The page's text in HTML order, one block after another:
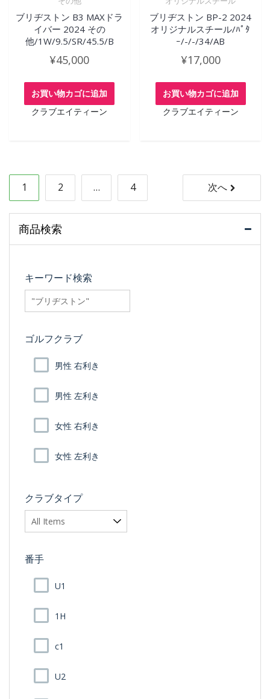
ブリヂストン B3 MAXドラ
イバー 2024 その
他/1W/9.5/SR/45.5/B
¥45,000
お買い物カゴに追加
クラブエイティーン
ブリヂストン BP-2 2024
オリジナルスチール/ﾊﾟﾀ
ｰ/-/-/34/AB
¥17,000
お買い物カゴに追加
クラブエイティーン
投
稿
ナ
ビ
ゲ
ョ
1 2 … 4 次へ
商品検索
キーワード検索
searchfilter_pro
ゴルフクラブ
男性 右利き
男性 左利き
女性 右利き
女性 左利き
クラブタイプ
番手
U1
1H
c1
U2